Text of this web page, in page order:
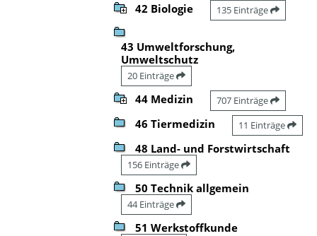
42 Biologie 135 Einträge
43 Umweltforschung,
Umweltschutz
20 Einträge
44 Medizin 707 Einträge
46 Tiermedizin 11 Einträge
48 Land- und Forstwirtschaft
156 Einträge
50 Technik allgemein
44 Einträge
51 Werkstoffkunde